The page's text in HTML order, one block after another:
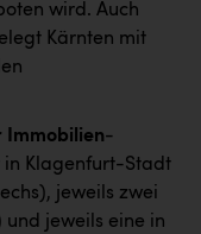
wird. Auch
Kärnten mit
Immobilien-
in Klagenfurt-Stadt
jeweils zwei
und jeweils eine in